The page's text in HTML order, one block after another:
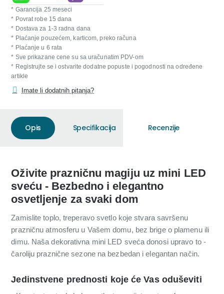
* Garancija 25 meseci
* Povrat robe 15 dana
* Dostava za 1-3 radna dana
* Plaćanje pouzećem, karticom, preko računa
* Plaćanje u 6 rata
* Sve prikazane cene su sa uračunatim PDV-om
* Registrujte se i ostvarite dodatne popuste i pogodnosti na određene
artikle
Imate li dodatnih pitanja?
Opis Specifikacija Recenzije
Oživite prazničnu magiju uz mini LED
sveću - Bezbedno i elegantno
osvetljenje za svaki dom
Zamislite toplo, treperavo svetlo koje stvara savršenu
prazničnu atmosferu u Vašem domu, bez brige o plamenu ili
dimu. Naša dekorativna mini LED sveća donosi upravo to -
čaroliju praznične sezone na bezbedan i elegantan način.
Jedinstvene prednosti koje će Vas oduševiti